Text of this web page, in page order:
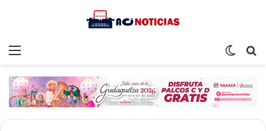
Menu
Switch